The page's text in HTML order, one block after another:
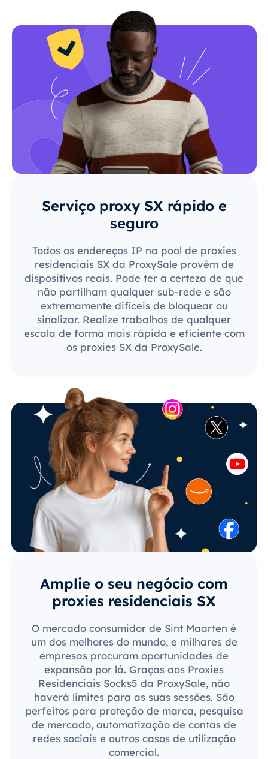
Serviço proxy SX rápido e
seguro
Todos os endereços IP na pool de proxies
residenciais SX da ProxySale provêm de
dispositivos reais. Pode ter a certeza de que
não partilham qualquer sub-rede e são
extremamente difíceis de bloquear ou
sinalizar. Realize trabalhos de qualquer
escala de forma mais rápida e eficiente com
os proxies SX da ProxySale.
Amplie o seu negócio com
proxies residenciais SX
O mercado consumidor de Sint Maarten é
um dos melhores do mundo, e milhares de
empresas procuram oportunidades de
expansão por lá. Graças aos Proxies
Residenciais Socks5 da ProxySale, não
haverá limites para as suas sessões. São
perfeitos para proteção de marca, pesquisa
de mercado, automatização de contas de
redes sociais e outros casos de utilização
comercial.